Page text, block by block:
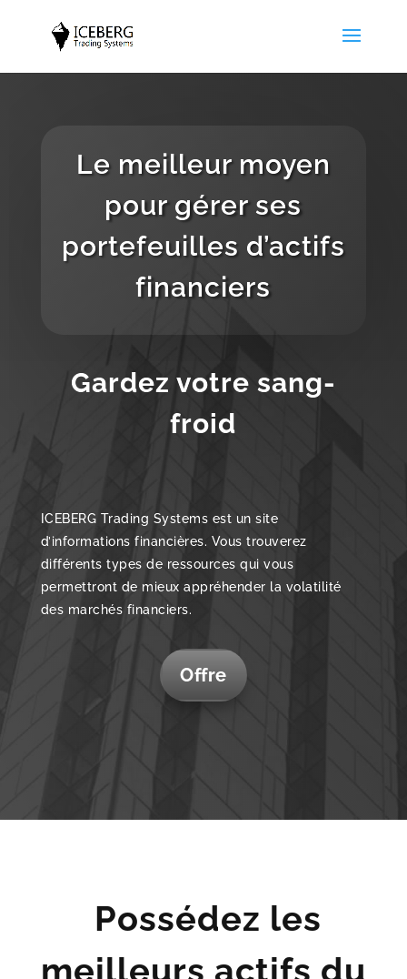
Le meilleur moyen
pour gérer ses
portefeuilles d’actifs
financiers
Gardez votre sang-
froid
ICEBERG Trading Systems est un site
d’informations financières. Vous trouverez
différents types de ressources qui vous
permettront de mieux appréhender la volatilité
des marchés financiers.
Offre
Possédez les
meilleurs actifs du